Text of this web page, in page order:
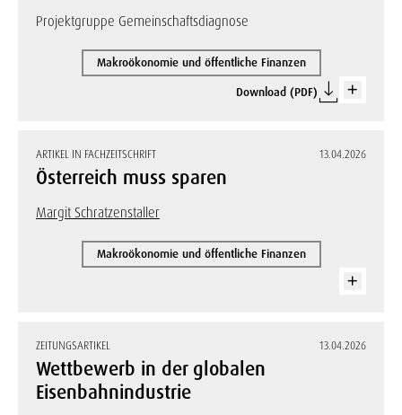
Projektgruppe Gemeinschaftsdiagnose
Makroökonomie und öffentliche Finanzen
Download (PDF)
ARTIKEL IN FACHZEITSCHRIFT 13.04.2026
Österreich muss sparen
Margit Schratzenstaller
Makroökonomie und öffentliche Finanzen
ZEITUNGSARTIKEL 13.04.2026
Wettbewerb in der globalen
Eisenbahnindustrie